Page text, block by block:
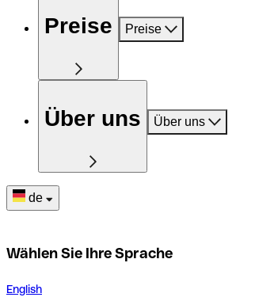
Preise Preise
Über uns Über uns
de
Wählen Sie Ihre Sprache
English